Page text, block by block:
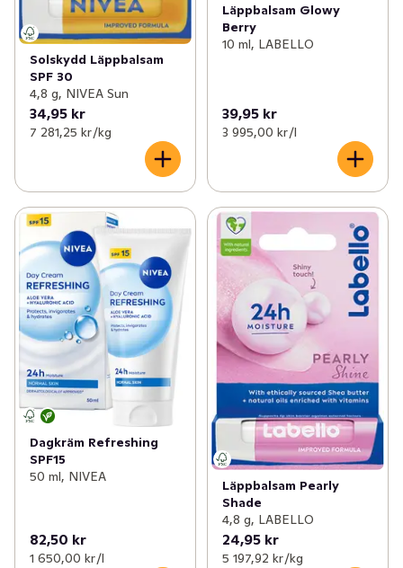
Solskydd Läppbalsam
SPF 30
4,8 g, NIVEA Sun
34,95 kr
7 281,25 kr /kg
Läppbalsam Glowy
Berry
10 ml, LABELLO
39,95 kr
3 995,00 kr /l
Dagkräm Refreshing
SPF15
50 ml, NIVEA
82,50 kr
1 650,00 kr /l
Läppbalsam Pearly
Shade
4,8 g, LABELLO
24,95 kr
5 197,92 kr /kg